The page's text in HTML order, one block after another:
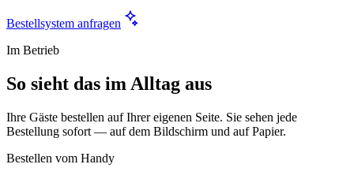
Bestellsystem anfragen
Im Betrieb
So sieht das im Alltag aus
Ihre Gäste bestellen auf Ihrer eigenen Seite. Sie sehen jede
Bestellung sofort — auf dem Bildschirm und auf Papier.
Bestellen vom Handy